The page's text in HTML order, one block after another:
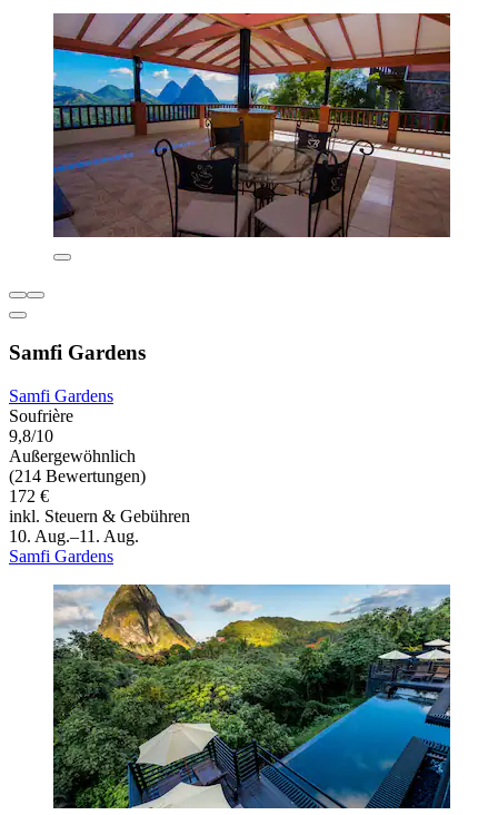
Samfi Gardens
Samfi Gardens
Soufrière
9,8/10
Außergewöhnlich
(214 Bewertungen)
172 €
inkl. Steuern & Gebühren
10. Aug.–11. Aug.
Samfi Gardens